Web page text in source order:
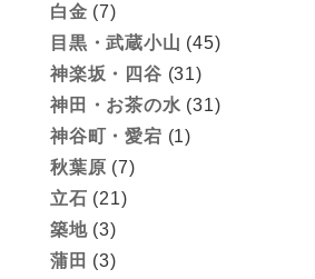
白金 (7)
目黒・武蔵小山 (45)
神楽坂・四谷 (31)
神田・お茶の水 (31)
神谷町・愛宕 (1)
秋葉原 (7)
立石 (21)
築地(3)
蒲田 (3)